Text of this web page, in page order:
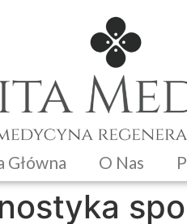
Główna O Nas